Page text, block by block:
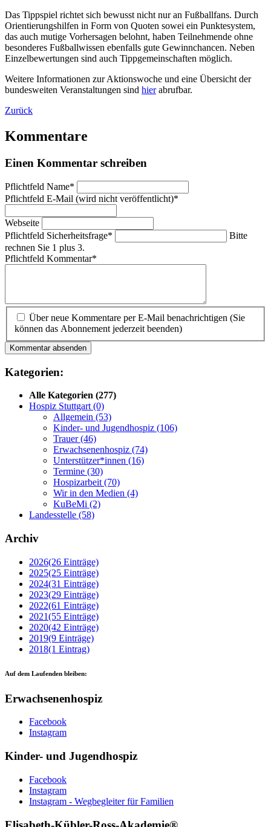
Das Tippspiel richtet sich bewusst nicht nur an Fußballfans. Durch
Orientierungshilfen in Form von Quoten sowei ein Punktesystem,
das auch mutige Vorhersagen belohnt, haben Teilnehmende ohne
besonderes Fußballwissen ebenfalls gute Gewinnchancen. Neben
Einzelbewertungen sind auch Tippgemeinschaften möglich.
Weitere Informationen zur Aktionswoche und eine Übersicht der
bundesweiten Veranstaltungen sind hierabrufbar.
Zurück
Kommentare
Einen Kommentar schreiben
Pflichtfeld Name*
Pflichtfeld E-Mail (wird nicht veröffentlicht)*
Webseite
Pflichtfeld Sicherheitsfrage*
Bitte
rechnen Sie 1 plus 3.
Pflichtfeld Kommentar*
Über neue Kommentare per E-Mail benachrichtigen (Sie
können das Abonnement jederzeit beenden)
Kommentar absenden
Kategorien:
Alle Kategorien (277)
Hospiz Stuttgart (0)
Allgemein (53)
Kinder- und Jugendhospiz (106)
Trauer (46)
Erwachsenenhospiz (74)
Unterstützer*innen (16)
Termine (30)
Hospizarbeit (70)
Wir in den Medien (4)
KuBeMi (2)
Landesstelle (58)
Archiv
2026(26 Einträge)
2025(25 Einträge)
2024(31 Einträge)
2023(29 Einträge)
2022(61 Einträge)
2021(55 Einträge)
2020(42 Einträge)
2019(9 Einträge)
2018(1 Eintrag)
Auf dem Laufenden bleiben:
Erwachsenenhospiz
Facebook
Instagram
Kinder- und Jugendhospiz
Facebook
Instagram
Instagram - Wegbegleiter für Familien